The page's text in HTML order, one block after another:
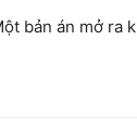
bản án mở